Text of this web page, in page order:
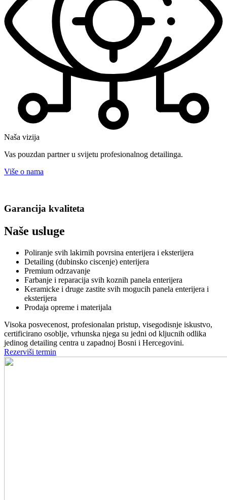
Naša vizija
Vas pouzdan partner u svijetu profesionalnog detailinga.
Više o nama
Garancija kvaliteta
Naše usluge
Poliranje svih lakirnih povrsina enterijera i eksterijera
Detailing (dubinsko ciscenje) enterijera
Premium odrzavanje
Farbanje i reparacija svih koznih panela enterijera
Keramicke i druge zastite svih mogucih panela enterijera i
eksterijera
Prodaja opreme i materijala
Visoka posvecenost, profesionalan pristup, visegodisnje iskustvo,
certificirano osoblje, vrhunska njega su jedni od kljucnih odlika
jedinog detailing centra u zapadnoj Bosni i Hercegovini.
Rezerviši termin